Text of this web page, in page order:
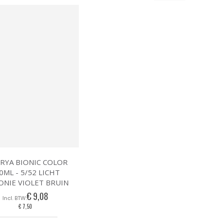
BIONIC COLOR
- 5/52 LICHT
VIOLET BRUIN
€ 9,08
€ 7,50